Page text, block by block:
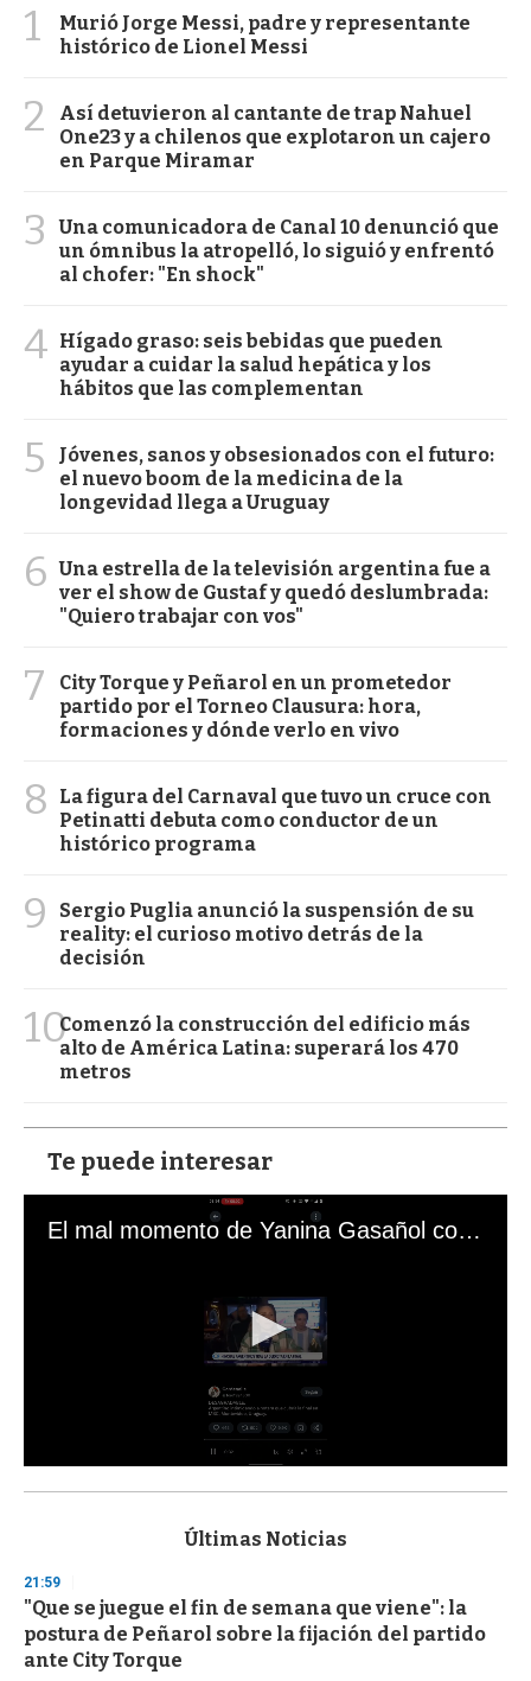
1
Murió Jorge Messi, padre y representante
histórico de Lionel Messi
2
Así detuvieron al cantante de trap Nahuel
One23 y a chilenos que explotaron un cajero
en Parque Miramar
3
Una comunicadora de Canal 10 denunció que
un ómnibus la atropelló, lo siguió y enfrentó
al chofer: "En shock"
4 Hígado graso: seis bebidas que pueden
ayudar a cuidar la salud hepática y los
hábitos que las complementan
5
Jóvenes, sanos y obsesionados con el futuro:
el nuevo boom de la medicina de la
longevidad llega a Uruguay
6 Una estrella de la televisión argentina fue a
ver el show de Gustaf y quedó deslumbrada:
"Quiero trabajar con vos"
7
City Torque y Peñarol en un prometedor
partido por el Torneo Clausura: hora,
formaciones y dónde verlo en vivo
8
La figura del Carnaval que tuvo un cruce con
Petinatti debuta como conductor de un
histórico programa
9
Sergio Puglia anunció la suspensión de su
reality: el curioso motivo detrás de la
decisión
10Comenzó la construcción del edificio más
alto de América Latina: superará los 470
metros
Te puede interesar
El mal momento de Yanina Gasañol con un hincha argentino en "Subrayado"
s
d
s
o
f
3
Últimas Noticias
21:59
"Que se juegue el fin de semana que viene": la
postura de Peñarol sobre la fijación del partido
ante City Torque